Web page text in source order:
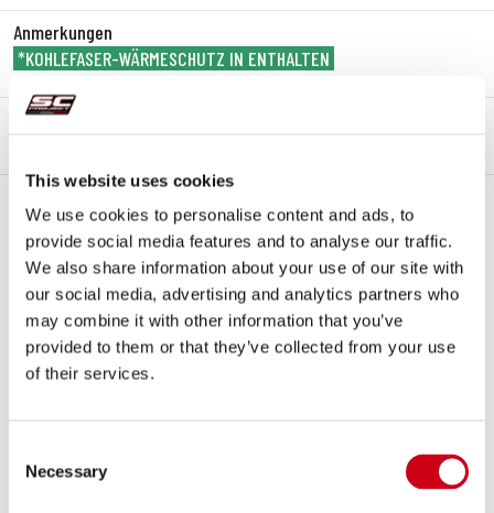
This website uses cookies
We use cookies to personalise content and ads, to
provide social media features and to analyse our traffic.
We also share information about your use of our site with
our social media, advertising and analytics partners who
may combine it with other information that you’ve
provided to them or that they’ve collected from your use
of their services.
Selection
Necessary
Anmerkungen
*KOHLEFASER-WÄRMESCHUTZ IN ENTHALTEN
Beschreibung
Slip-On-Endschalldämpfer stellen seit jeher den ersten Schritt im
Tuningprozess dar, und innerhalb des breiten Sortiments vonSC-
zeichnet sich der
-Endschalldämpfer durch seine perfekte
Kombination ausLeichtigkeit,DesignundSound aus.
Hergestellt aus hochwertigem Titan, garantiert dieser
Endschalldämpfer eine
Verbesserung
der Leistungsabgabe im mittleren und unteren